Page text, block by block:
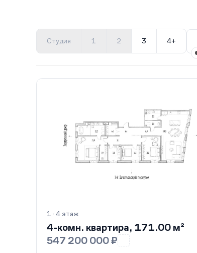
Студия 1 2 3 4+
Все корпуса 13 кв. III кв. 2026
1 · 4 этаж
4-комн. квартира, 171.00 м²
547 200 000 ₽